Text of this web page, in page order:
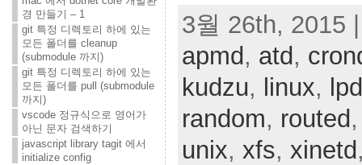
경 만들기 – 1
git 특정 디렉토리 하에 있는
모든 폴더를 cleanup
(submodule 까지)
git 특정 디렉토리 하에 있는
모든 폴더를 pull (submodule
까지)
vscode 정규식으로 영어가
아닌 문자 검색하기
javascript library tagit 에서
initialize config
3월 26th, 2015
apmd, atd,
kudzu, linux, lpd
random, routed
unix, xfs, xinetd